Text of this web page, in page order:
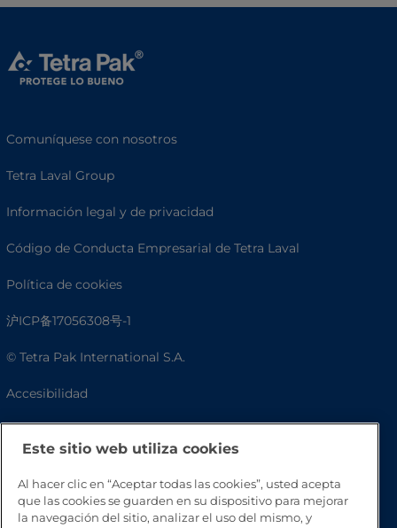
Comuníquese con nosotros
Tetra Laval Group
Información legal y de privacidad
Código de Conducta Empresarial de Tetra Laval
Política de cookies
沪ICP备17056308号-1
© Tetra Pak International S.A.
Accesibilidad
Preguntas frecuentes
Este sitio web utiliza cookies
Al hacer clic en “Aceptar todas las cookies”, usted acepta
que las cookies se guarden en su dispositivo para mejorar
la navegación del sitio, analizar el uso del mismo, y